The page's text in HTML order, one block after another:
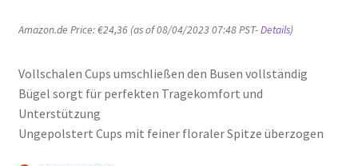
Amazon.de Price:€24,36(as of 08/04/2023 07:48 PST-Details)
Vollschalen Cups umschließen den Busen vollständig
Bügel sorgt für perfekten Tragekomfort und
Unterstützung
Ungepolstert Cups mit feiner floraler Spitze überzogen